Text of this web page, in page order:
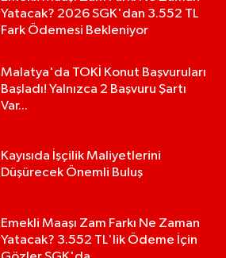
Yatacak? 2026 SGK'dan 3.552 TL
Fark Ödemesi Bekleniyor
Malatya'da TOKİ Konut Başvuruları
Başladı! Yalnızca 2 Başvuru Şartı
Var...
Kayısıda İşçilik Maliyetlerini
Düşürecek Önemli Buluş
Emekli Maaşı Zam Farkı Ne Zaman
Yatacak? 3.552 TL'lik Ödeme İçin